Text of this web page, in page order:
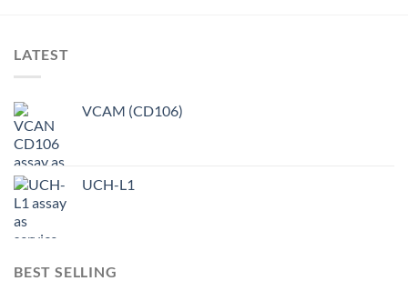
LATEST
VCAM (CD106)
UCH-L1
BEST SELLING